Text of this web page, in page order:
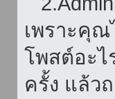
เพราะคุ
โพสต์อะ
ครั้ง แล้ว